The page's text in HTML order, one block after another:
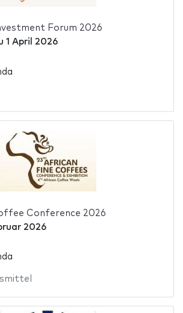
Forum 2026
1 April 2026
Conference 2026
2026